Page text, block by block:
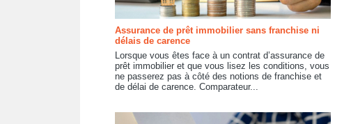
Assurance de prêt immobilier sans franchise ni
délais de carence
Lorsque vous êtes face à un contrat d’assurance de
prêt immobilier et que vous lisez les conditions, vous
ne passerez pas à côté des notions de franchise et
de délai de carence. Comparateur...